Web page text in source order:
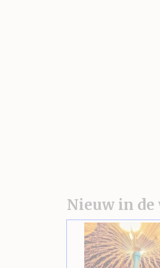
Nieuw in de